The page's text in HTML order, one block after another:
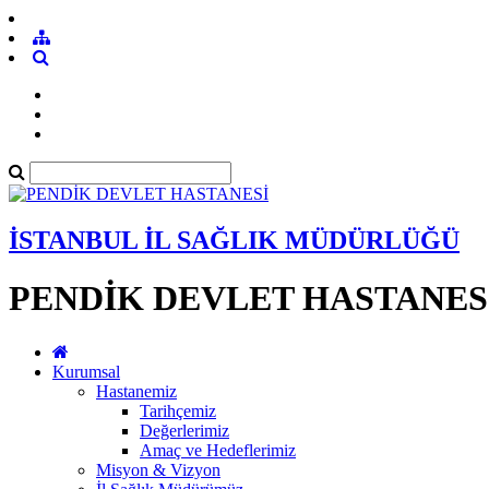
İSTANBUL İL SAĞLIK MÜDÜRLÜĞÜ
PENDİK DEVLET
Kurumsal
Hastanemiz
Tarihçemiz
Değerlerimiz
Amaç ve Hedeflerimiz
Misyon & Vizyon